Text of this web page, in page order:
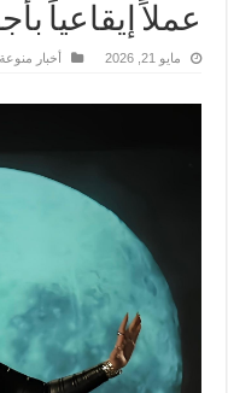
عملاً إيقاعياً
مايو 21, 2026 أخبار منوعة